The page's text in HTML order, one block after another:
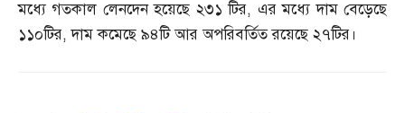
মধ্যে গতকাল লেনদেন হয়েছে ২৩১ টির, এর মধ্যে দাম বেড়েছে
১১০টির,দাম কমেছে ৯৪টি আর অপরিবর্তিত রয়েছে ২৭টির।